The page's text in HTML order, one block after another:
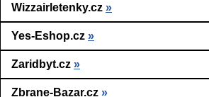
Wizzairletenky.cz »
Yes-Eshop.cz »
Zaridbyt.cz »
Zbrane-Bazar.cz »